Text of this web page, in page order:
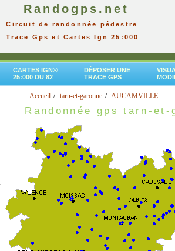
Randogps.net
Circuit de randonnée pédestre
Trace Gps et Cartes Ign 25:000
CARTES IGN®
25:000 DU 82
DÉPOSER UNE
TRACE GPS
Accueil tarn-et-garonne AUCAMVILLE
Randonnée gps tarn-et-